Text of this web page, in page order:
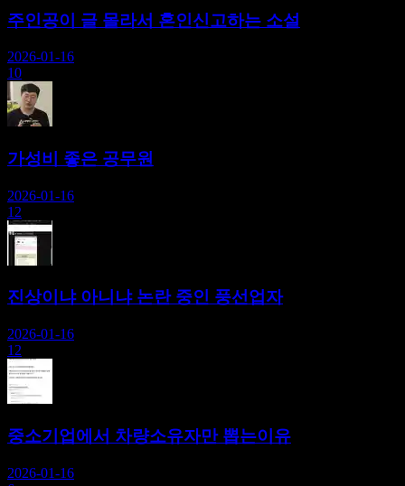
주인공이 글 몰라서 혼인신고하는 소설
2026-01-16
10
가성비 좋은 공무원
2026-01-16
12
진상이냐 아니냐 논란 중인 풍선업자
2026-01-16
12
중소기업에서 차량소유자만 뽑는이유
2026-01-16